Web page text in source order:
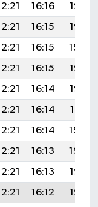
16:16
19:36
16:15
19:35
16:15
19:34
16:15
19:33
16:14
19:32
16:14
19:31
16:14
19:30
16:13
19:29
16:13
19:28
16:12
19:27